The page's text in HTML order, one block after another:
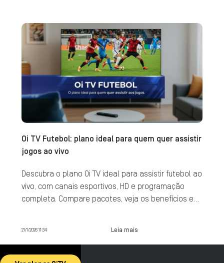
Oi TV Futebol: plano ideal para quem quer assistir
jogos ao vivo
Descubra o plano Oi TV ideal para assistir futebol ao
vivo, com canais esportivos, HD e programação
completa. Compare pacotes, veja os benefícios e
21/1/2026 11:34 Leia mais